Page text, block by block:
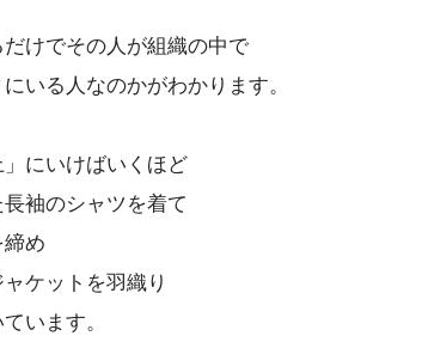
けでその人が組織の中で
いる人なのかがわかります。
にいけばいくほど
袖のシャツを着て
め
ケットを羽織り
います。